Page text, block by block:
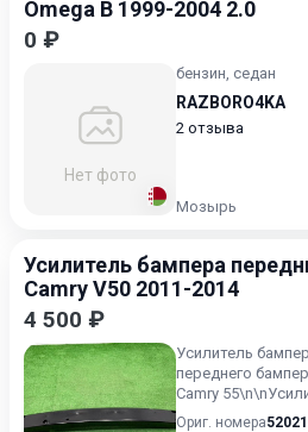
Omega B 1999-2004 2.0
0 ₽
Нет фото
бензин, седан
RAZBORO4KA
2 отзыва
Мозырь
Усилитель бампера
Camry V50 2011-2014
4 500 ₽
Усилитель
переднего
Camry
Toyota Camry v50
Ориг. номера